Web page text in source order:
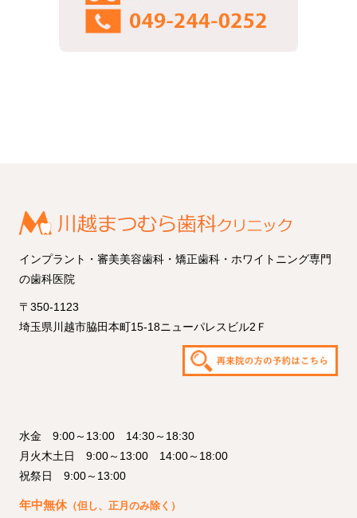
インプラント・審美美容歯科・矯正歯科・ホワイトニング専門
の歯科医院
〒350-1123
埼玉県川越市脇田本町15-18ニューパレスビル2Ｆ
水金 9:00～13:00 14:30～18:30
月火木土日 9:00～13:00 14:00～18:00
祝祭日 9:00～13:00
年中無休（但し、正月のみ除く）